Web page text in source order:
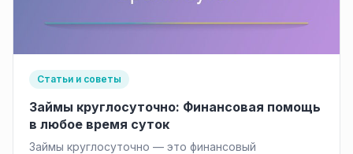
Статьи и советы
Займы круглосуточно: Финансовая помощь
в любое время суток
Займы круглосуточно — это финансовый